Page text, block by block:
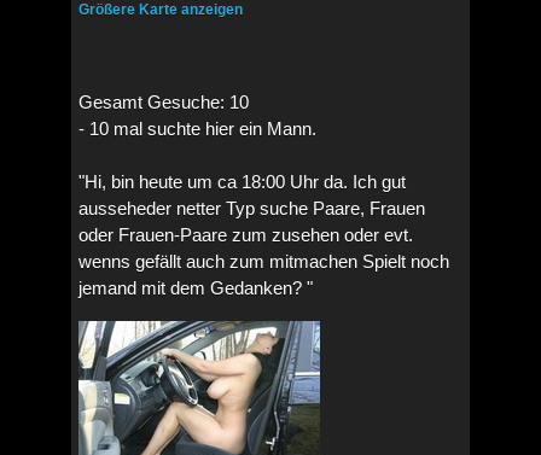
Größere Karte anzeigen
Gesamt Gesuche: 10
- 10 mal suchte hier ein Mann.
"Hi, bin heute um ca 18:00 Uhr da. Ich gut
ausseheder netter Typ suche Paare, Frauen
oder Frauen-Paare zum zusehen oder evt.
wenns gefällt auch zum mitmachen Spielt noch
jemand mit dem Gedanken? "